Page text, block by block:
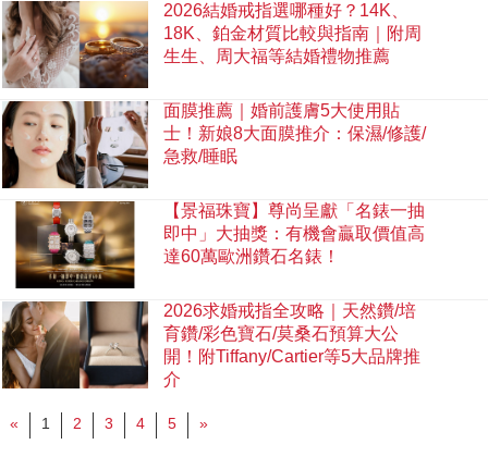
2026結婚戒指選哪種好？14K、
18K、鉑金材質比較與指南｜附周
生生、周大福等結婚禮物推薦
面膜推薦｜婚前護膚5大使用貼
士！新娘8大面膜推介：保濕/修護/
急救/睡眠
【景福珠寶】尊尚呈獻「名錶一抽
即中」大抽獎：有機會贏取價值高
達60萬歐洲鑽石名錶！
2026求婚戒指全攻略｜天然鑽/培
育鑽/彩色寶石/莫桑石預算大公
開！附Tiffany/Cartier等5大品牌推
介
« 1 2 3 4 5 »